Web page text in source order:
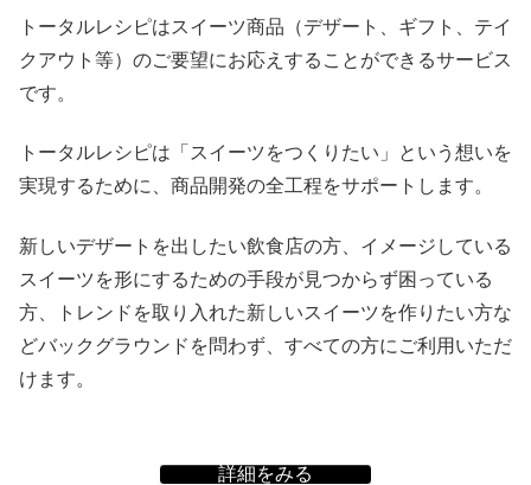
トータルレシピはスイーツ商品（デザート、ギフト、テイ
クアウト等）のご要望にお応えすることができるサービス
です。
トータルレシピは「スイーツをつくりたい」という想いを
実現するために、商品開発の全工程をサポートします。
新しいデザートを出したい飲食店の方、イメージしている
スイーツを形にするための手段が見つからず困っている
方、トレンドを取り入れた新しいスイーツを作りたい方な
どバックグラウンドを問わず、すべての方にご利用いただ
けます。
詳細をみる